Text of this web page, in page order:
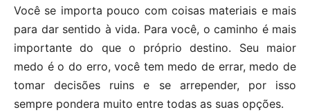
Você se importa pouco com coisas materiais e mais
para dar sentido à vida. Para você, o caminho é mais
importante do que o próprio destino. Seu maior
medo é o do erro, você tem medo de errar, medo de
tomar decisões ruins e se arrepender, por isso
sempre pondera muito entre todas as suas opções.